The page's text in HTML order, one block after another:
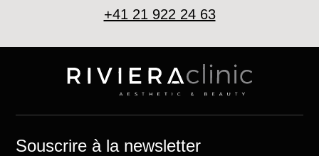
+41 21 922 24 63
Souscrire à la newsletter